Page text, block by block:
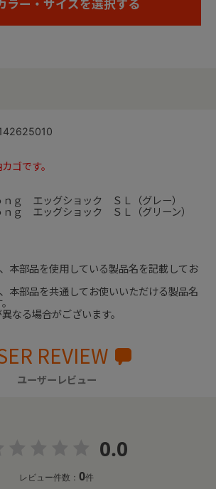
ラー・サイズを選択する
ゴです。
ｇ エッグショック ＳＬ（グレー）
ｇ エッグショック ＳＬ（グリーン）
本部品を使用している製品名を記載してお
本部品を共通してお使いいただける製品名
なる場合がございます。
REVIEW
ユーザーレビュー
0.0
レビュー件数：0件